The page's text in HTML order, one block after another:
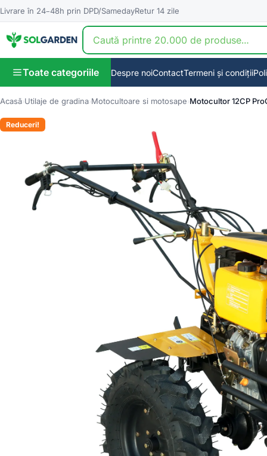
Livrare în 24–48h prin DPD/SamedayRetur 14 zile
Toate categoriile Despre noiContactTermeni și condiții
Acasă Utilaje de gradina Motocultoare si motosape Motocultor 12CP
Reduceri!